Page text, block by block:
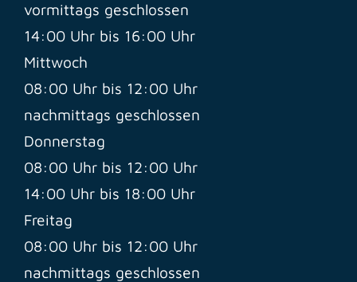
vormittags geschlossen
14:00 Uhr bis 16:00 Uhr
Mittwoch
08:00 Uhr bis 12:00 Uhr
nachmittags geschlossen
Donnerstag
08:00 Uhr bis 12:00 Uhr
14:00 Uhr bis 18:00 Uhr
Freitag
08:00 Uhr bis 12:00 Uhr
nachmittags geschlossen